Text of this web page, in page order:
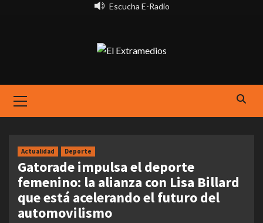
Escucha E-Radio
Menu
Actualidad Deporte
Gatorade impulsa el deporte
femenino: la alianza con Lisa Billard
que está acelerando el futuro del
automovilismo